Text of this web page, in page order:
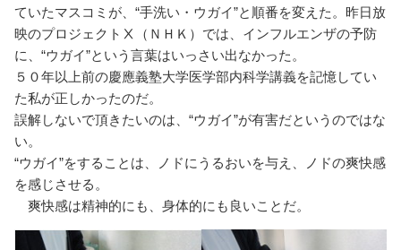
ていたマスコミが、“手洗い・ウガイ”と順番を変えた。昨日放
映のプロジェクトⅩ（ＮＨＫ）では、インフルエンザの予防
に、“ウガイ”という言葉はいっさい出なかった。
５０年以上前の慶應義塾大学医学部内科学講義を記憶してい
た私が正しかったのだ。
誤解しないで頂きたいのは、“ウガイ”が有害だというのではな
い。
“ウガイ”をすることは、ノドにうるおいを与え、ノドの爽快感
を感じさせる。
爽快感は精神的にも、身体的にも良いことだ。